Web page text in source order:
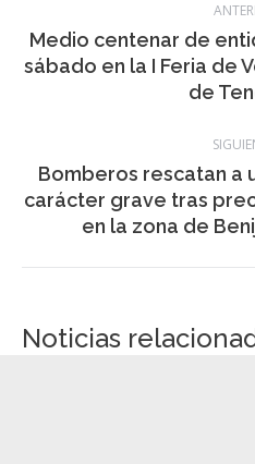
entre
Medio centenar de
sábado en la I Feria de
de
Bomberos rescatan a
carácter grave tras
en la zona de
Noticias